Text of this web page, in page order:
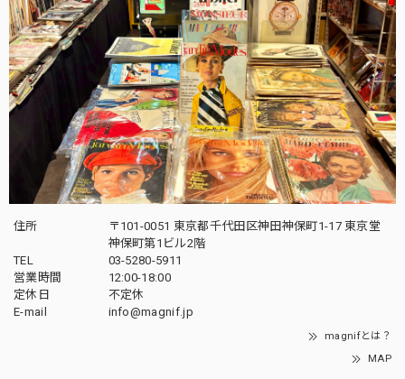
住所
〒101-0051 東京都千代田区神田神保町1-17 東京堂
神保町第1ビル2階
TEL
03-5280-5911
営業時間
12:00-18:00
定休日
不定休
E-mail
info@magnif.jp
magnifとは？
MAP